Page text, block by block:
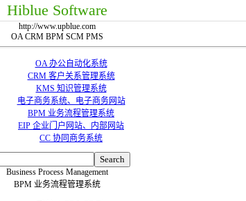
Hiblue Software
http://www.upblue.com
OA CRM BPM SCM PMS
OA 办公自动化系统
CRM 客户关系管理系统
KMS 知识管理系统
电子商务系统、电子商务网站
BPM 业务流程管理系统
EIP 企业门户网站、内部网站
CC 协同商务系统
Business Process Management
BPM 业务流程管理系统